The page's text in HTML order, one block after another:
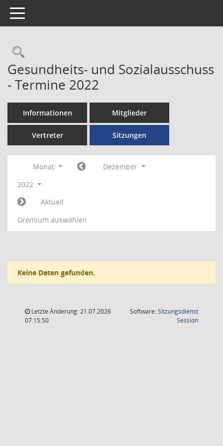
Toggle navigation
Rechercheauswahl
Gesundheits- und Sozialausschuss
- Termine 2022
Informationen Mitglieder
Vertreter Sitzungen
Monat
Dezember
2022
Aktuell
Gremium auswählen
Keine Daten gefunden.
Letzte Änderung: 21.07.2026
07:15:50
Software:Sitzungsdienst
Session(Wird in